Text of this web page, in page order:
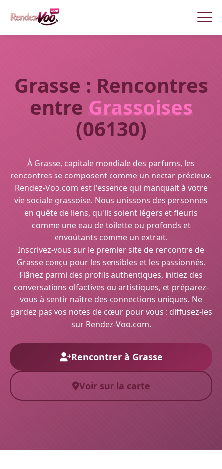
Grasse : Rencontres
entre Grassoises
(06130)
À Grasse, capitale mondiale des parfums, les
rencontres se composent comme un nectar précieux.
Rendez-Voo.com est l'essence qui manquait à votre
vie sociale grassoise. Nous unissons des personnes
en quête de liens, qu'ils soient légers et fleuris
comme une eau de toilette ou profonds et
envoûtants comme un extrait.
Inscrivez-vous sur le premier site de rencontre de
Grasse conçu pour les sensibles et les passionnés.
Flânez parmi des profils authentiques, initiez des
conversations olfactives ou artistiques, et préparez-
vous à sentir naître des connections uniques. Ne
gardez pas vos notes de cœur pour vous : diffusez-les
sur Rendez-Voo.com.
Rencontrer à Grasse
Voir sur la carte